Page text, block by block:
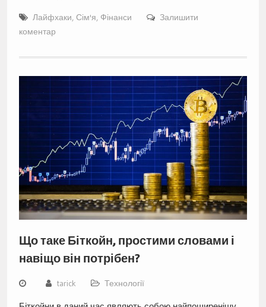
Лайфхаки, Сім'я, Фінанси
Залишити
коментар
Що таке Біткойн, простими словами і
навіщо він потрібен?
tarick Технології